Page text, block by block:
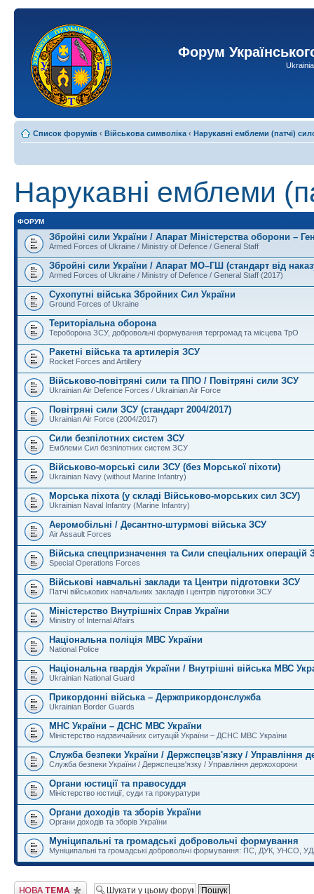
Форум
Список форумів ‹ Військова символіка ‹ Нарукавні емблеми (патчі)
Нарукавні емблеми
ФОРУМ
Збройні сили України / Апарат Міністерства оборони –
Armed Forces of Ukraine / Ministry of Defence / General Staff
Збройні сили України / Апарат МО–ГШ (стандарт від
Armed Forces of Ukraine / Ministry of Defence / General Staff (2017)
Сухопутні війська Збройних Сил України
Ground Forces of Ukraine
Територіальна оборона
Тероборона ЗСУ, добровольчі формування тергромад та місцева ТрО
Ракетні війська та артилерія ЗСУ
Rocket Forces and Artillery
Військово-повітряні сили та ППО / Повітряні сили ЗСУ
Ukrainian Air Defence Forces / Ukrainian Air Force
Повітряні сили ЗСУ (стандарт 2004/2017)
Ukrainian Air Force (2004/2017)
Сили безпілотних систем ЗСУ
Емблеми Сил безпілотних систем ЗСУ
Військово-морські сили ЗСУ (без Морської піхоти)
Ukrainian Navy (without Marine Infantry)
Морська піхота (у складі Військово-морських сил ЗСУ)
Ukrainian Naval Infantry (Marine Infantry)
Аеромобільні / Десантно-штурмові війська ЗСУ
Air Assault Forces
Війська спецпризначення та Сили спеціальних операцій
Special Operations Forces
Військові навчальні заклади та Центри підготовки ЗСУ
Патчі військових навчальних закладів і центрів підготовки ЗСУ
Міністерство Внутрішніх Справ України
Ministry of Internal Affairs
Національна поліція МВС України
National Police
Національна гвардія України / Внутрішні війська МВС
Ukrainian National Guard
Прикордонні війська – Держприкордонслужба
Ukrainian Border Guards
МНС України – ДСНС МВС України
Міністерство надзвичайних ситуацій України – ДСНС МВС України
Служба безпеки України / Держспецзв'язку / Управління
Служба безпеки України / Держспецзв'язку / Управління держохорони
Органи юстиції та правосуддя
Міністерство юстиції, суди та прокуратури
Органи доходів та зборів України
Органи доходів та зборів України
Муніципальні та громадські добровольчі формування
Муніципальні та громадські добровольчі формування: ПС, ДУК, УНСО,
Створити нову тему